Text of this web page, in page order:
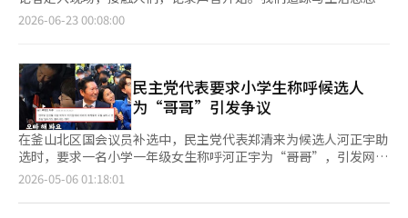
2022年，他在20大选前加入国民力量党，正式进入政界。 此后，
他担任国民力量党忠清北道党副委员会主席、国民力量党青州市西
职务，并在今年6月的地方选举中当选为青州市议员（巴选区）。
然而，因涉嫌未成年人性交易而被搜查及禁止出境，国民力量党对
崔永中进行了开除，并随后辞去了市议员职务。※ 本报道经人工
智能（AI）系统翻译与编辑。
籍人士提供母语的出入境及居留咨询服务和生活信息。设立人权侵
害专用举报电话是为了解决外籍劳动者因语言障碍或对举报程序信
害者。该中心为可能处于脆弱环境的外籍人士，如就业许可制（E-
9）劳动者、季节劳动者（E-8）、外籍艺人（E-6）、外籍船员
（E-10）、婚姻移民等，提供20种语言的咨询服务。此外，为了
方便在国内未开通电话号码的外籍劳动者进行电话举报，还开设了
社交网络（SNS）举报渠道。外籍劳动者可以利用常用的
Facebook页面，通过文字、照片、视频等方式举报受害情况。接
到的举报将与全国19个出入境及外籍人事务所的移民权益保护官、
犯罪受害者一站式解决中心、为外籍人士提供的社区律师（全国共
112名）、地方劳动局、人口贩卖受害者权益保护机构等相关机构
关的所有现场，无论是经济、产业、政治、社会、房地产还是文
将再次确认并执着追问。我们将代替读者走到他们无法触及的地
方。 在陆军首都军团，一名怀孕的女军人被强迫提前上班，并遭
受辱骂和职场骚扰，最终导致流产的指控引发关注。非常经济调查
报道团队与五名曾任军法官及从事军人权利活动的律师探讨了此事
件的法律问题。他们认为，适用军刑法中的虐待罪的可能性较高，
并预测军方内部将进行严厉的纪律处分，视事件的严重性，可能会
导致刑事处罚。 根据7月22日的综合报道，陆军首都军团司令部近
期正在对A中校对下属军官进行不当指示和辱骂的指控进行调查。
A中校被指控以“试试挥动一下笔”的方式，利用指挥官的权力对
2026-06-23 00:08:00
民主党代表要求小学生称呼候选人
为“哥哥”引发争议
在釜山北区国会议员补选中，民主党代表郑清来为候选人河正宇助
选时，要求一名小学一年级女生称呼河正宇为“哥哥”，引发网友
热议。5月4日，各大网络社区对此事件的讨论不断增加。一位网友
的行为是否反映了其家庭的性问题。另一位网友表示，民主党频繁
2026-05-06 01:18:01
页